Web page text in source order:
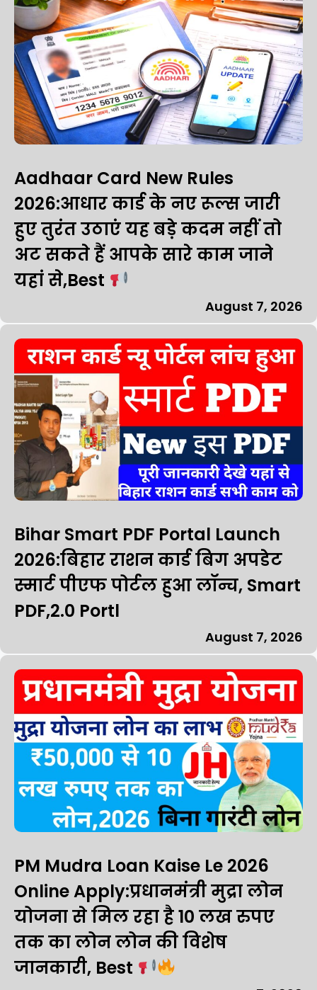
Aadhaar Card New Rules
2026:आधार कार्ड के नए रूल्स जारी
हुए तुरंत उठाएं यह बड़े कदम नहीं तो
अट सकते हैं आपके सारे काम जाने
यहां से,Best
August 7, 2026
Bihar Smart PDF Portal Launch
2026:बिहार राशन कार्ड बिग अपडेट
स्मार्ट पीएफ पोर्टल हुआ लॉन्च, Smart
PDF,2.0 Portl
August 7, 2026
PM Mudra Loan Kaise Le 2026
Online Apply:प्रधानमंत्री मुद्रा लोन
योजना से मिल रहा है 10 लख रुपए
तक का लोन लोन की विशेष
जानकारी, Best